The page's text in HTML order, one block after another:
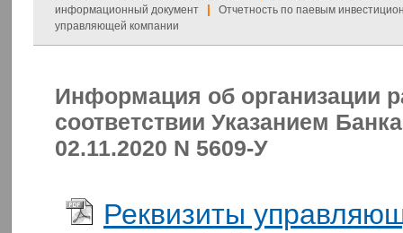
информационный документ
|
Отчетность по паевым
управляющей компании
Информация об организации
соответствии Указанием
02.11.2020 N 5609-У
Реквизиты